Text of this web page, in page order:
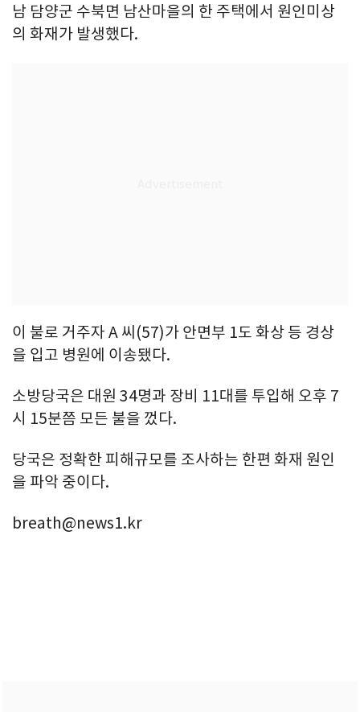
남 담양군 수북면 남산마을의 한 주택에서 원인미상
의 화재가 발생했다.
이 불로 거주자 A 씨(57)가 안면부 1도 화상 등 경상
을 입고 병원에 이송됐다.
소방당국은 대원 34명과 장비 11대를 투입해 오후 7
시 15분쯤 모든 불을 껐다.
당국은 정확한 피해규모를 조사하는 한편 화재 원인
을 파악 중이다.
breath@news1.kr